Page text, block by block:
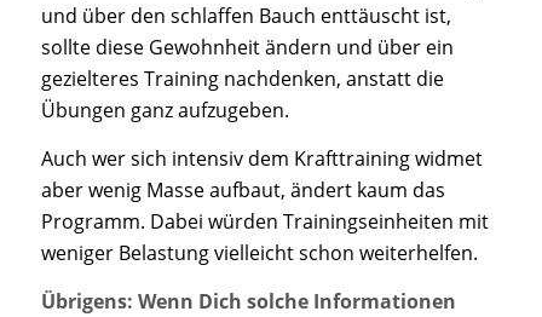
und über den schlaffen Bauch enttäuscht ist,
sollte diese Gewohnheit ändern und über ein
gezielteres Training nachdenken, anstatt die
Übungen ganz aufzugeben.
Auch wer sich intensiv dem Krafttraining widmet
aber wenig Masse aufbaut, ändert kaum das
Programm. Dabei würden Trainingseinheiten mit
weniger Belastung vielleicht schon weiterhelfen.
Übrigens: Wenn Dich solche Informationen